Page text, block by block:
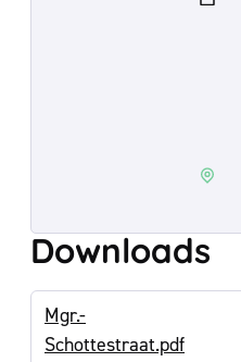
Downloads
Mgr.-
Schottestraat.pdf